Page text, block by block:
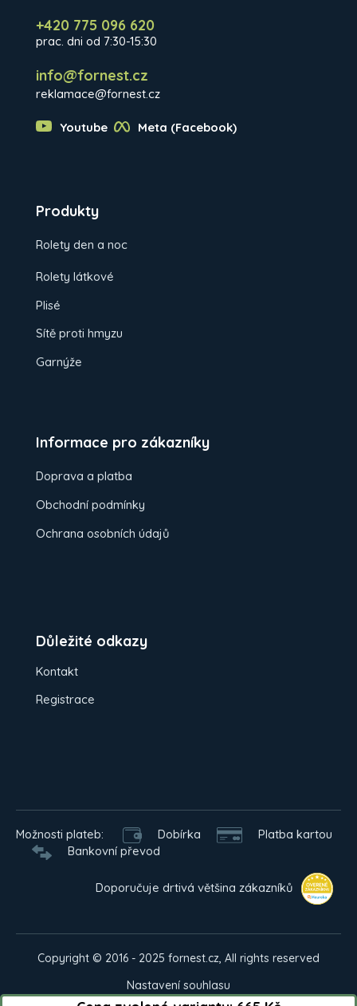
+420 775 096 620
prac. dni od 7:30-15:30
info@fornest.cz
reklamace@fornest.cz
Youtube Meta (Facebook)
Produkty
Rolety den a noc
Rolety látkové
Plisé
Sítě proti hmyzu
Garnýže
Informace pro zákazníky
Doprava a platba
Obchodní podmínky
Ochrana osobních údajů
Důležité odkazy
Kontakt
Registrace
Možnosti plateb: Dobírka
Platba kartou
Bankovní převod
Doporučuje drtivá většina zákazníků
Copyright © 2016 - 2025 fornest.cz, All rights reserved
Nastavení souhlasu